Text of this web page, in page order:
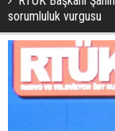
sorumluluk vurgusu